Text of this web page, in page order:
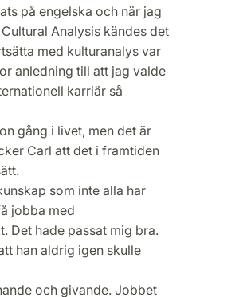
på engelska och när jag
Analysis kändes det
med kulturanalys var
anledning till att jag valde
karriär så
gång i livet, men det är
Carl att det i framtiden
som inte alla har
jobba med
Det hade passat mig bra.
han aldrig igen skulle
och givande. Jobbet